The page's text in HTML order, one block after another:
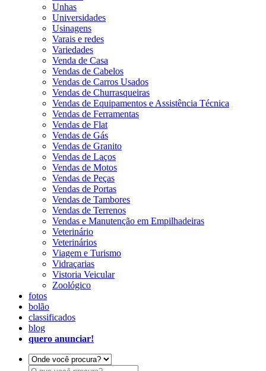
Unhas
Universidades
Usinagens
Varais e redes
Variedades
Venda de Casa
Vendas de Cabelos
Vendas de Carros Usados
Vendas de Churrasqueiras
Vendas de Equipamentos e Assistência Técnica
Vendas de Ferramentas
Vendas de Flat
Vendas de Gás
Vendas de Granito
Vendas de Laços
Vendas de Motos
Vendas de Peças
Vendas de Portas
Vendas de Tambores
Vendas de Terrenos
Vendas e Manutenção em Empilhadeiras
Veterinário
Veterinários
Viagem e Turismo
Vidraçarias
Vistoria Veicular
Zoológico
fotos
bolão
classificados
blog
quero anunciar!